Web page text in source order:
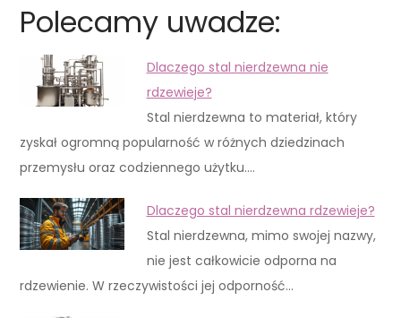
Polecamy uwadze:
Dlaczego stal nierdzewna nie
rdzewieje?
Stal nierdzewna to materiał, który
zyskał ogromną popularność w różnych dziedzinach
przemysłu oraz codziennego użytku.…
Dlaczego stal nierdzewna rdzewieje?
Stal nierdzewna, mimo swojej nazwy,
nie jest całkowicie odporna na
rdzewienie. W rzeczywistości jej odporność…